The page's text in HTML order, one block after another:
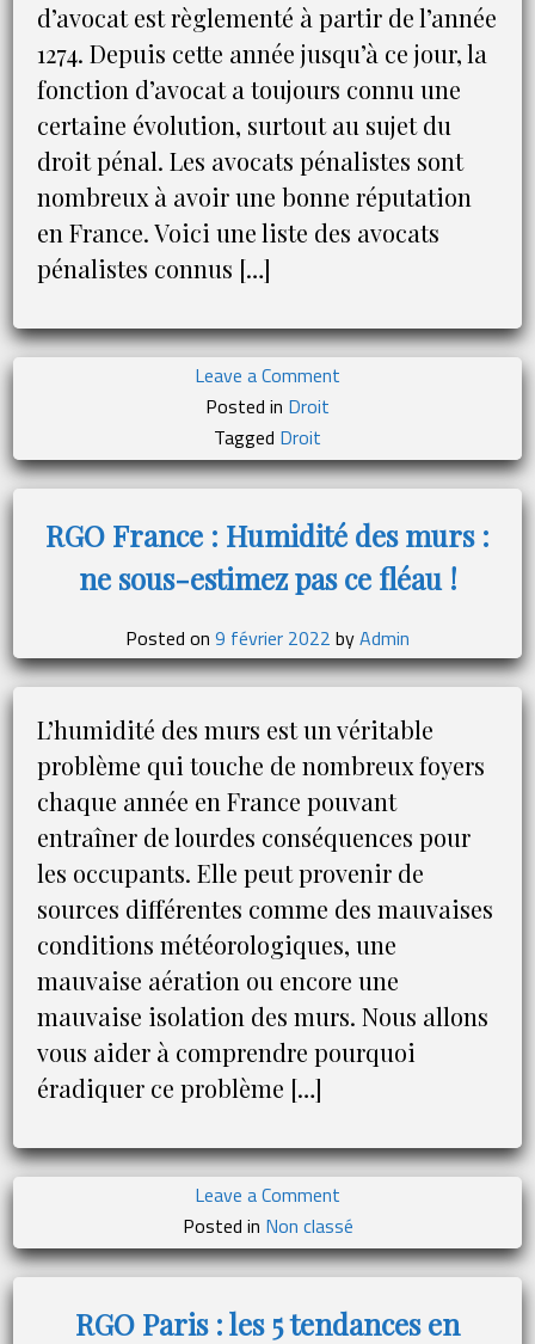
d’avocat est règlementé à partir de l’année
1274. Depuis cette année jusqu’à ce jour, la
fonction d’avocat a toujours connu une
certaine évolution, surtout au sujet du
droit pénal. Les avocats pénalistes sont
nombreux à avoir une bonne réputation
en France. Voici une liste des avocats
pénalistes connus […]
Leave a Comment
qui
sont
les
meilleurs
avocats
de
2022
?
Posted in Droit
Tagged Droit
RGO France : Humidité des murs :
ne sous-estimez pas ce fléau !
Posted on 9 février 2022 byAdmin
L’humidité des murs est un véritable
problème qui touche de nombreux foyers
chaque année en France pouvant
entraîner de lourdes conséquences pour
les occupants. Elle peut provenir de
sources différentes comme des mauvaises
conditions météorologiques, une
mauvaise aération ou encore une
mauvaise isolation des murs. Nous allons
vous aider à comprendre pourquoi
éradiquer ce problème […]
Leave a Comment
RGO
France
:
Humidité
des
Posted in Non classé
RGO Paris : les 5 tendances en